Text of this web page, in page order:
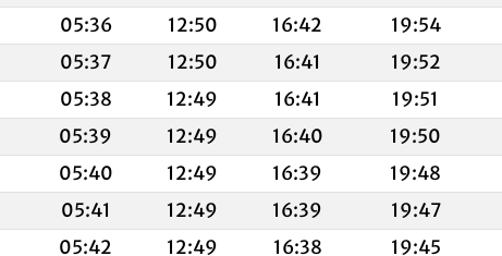
05:36 12:50 16:42 19:54
05:37 12:50 16:41 19:52
05:38 12:49 16:41 19:51
05:39 12:49 16:40 19:50
05:40 12:49 16:39 19:48
05:41 12:49 16:39 19:47
05:42 12:49 16:38 19:45